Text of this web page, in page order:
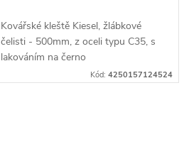
Kovářské kleště Kiesel, žlábkové
čelisti - 500mm, z oceli typu C35, s
lakováním na černo
Kód: 4250157124524